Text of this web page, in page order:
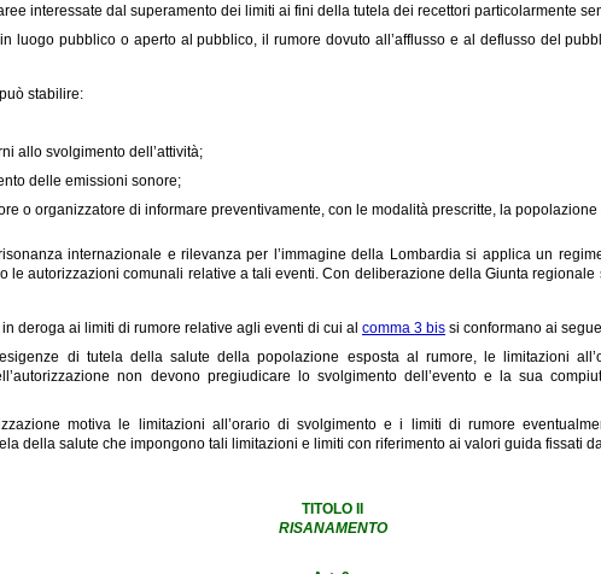
interessate dal superamento dei limiti ai fini della tutela dei recettori particolarmente
luogo pubblico o aperto al pubblico, il rumore dovuto all’afflusso e al deflusso del
stabilire:
allo svolgimento dell’attività;
delle emissioni sonore;
o organizzatore di informare preventivamente, con le modalità prescritte, la
internazionale e rilevanza per l’immagine della Lombardia si applica un
le autorizzazioni comunali relative a tali eventi. Con deliberazione della Giunta
deroga ai limiti di rumore relative agli eventi di cui al comma 3 bis si conformano ai
di tutela della salute della popolazione esposta al rumore, le limitazioni
non devono pregiudicare lo svolgimento dell’evento e la sua
motiva le limitazioni all’orario di svolgimento e i limiti di rumore
della salute che impongono tali limitazioni e limiti con riferimento ai valori guida fissati
TITOLO II
RISANAMENTO